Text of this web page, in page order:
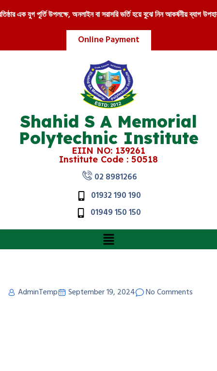
Online Payment
এক যুগ পূর্তি উপলক্ষে, অনলাইন বা সরাসরি ভর্তি হয়ে বুঝে নিন আকর্ষনীয় ব্যাগ
Shahid S A Memorial
Polytechnic Institute
EIIN NO: 139261
Institute Code : 50518
02 8981266
01932 190 190
01949 150 150
AdminTemp September 19, 2024 No Comments